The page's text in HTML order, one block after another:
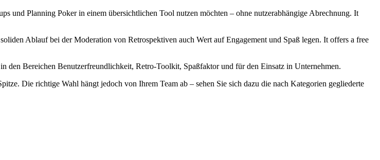
und Planning Poker in einem übersichtlichen Tool nutzen möchten – ohne nutzerabhängige Abrechnung. It
Ablauf bei der Moderation von Retrospektiven auch Wert auf Engagement und Spaß legen. It offers a free
Bereichen Benutzerfreundlichkeit, Retro-Toolkit, Spaßfaktor und für den Einsatz in Unternehmen.
Die richtige Wahl hängt jedoch von Ihrem Team ab – sehen Sie sich dazu die nach Kategorien gegliederte